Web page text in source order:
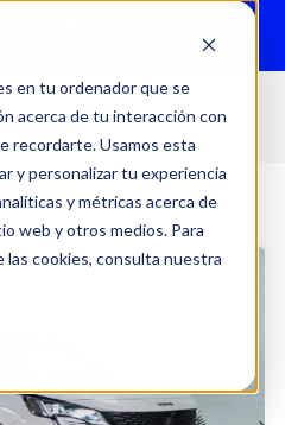
en tu ordenador que se
acerca de tu interacción con
recordarte. Usamos esta
y personalizar tu experiencia
y métricas acerca de
web y otros medios. Para
cookies, consulta nuestra